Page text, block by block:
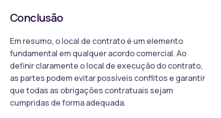
Conclusão
Em resumo, o local de contrato é um elemento
fundamental em qualquer acordo comercial. Ao
definir claramente o local de execução do contrato,
as partes podem evitar possíveis conflitos e garantir
que todas as obrigações contratuais sejam
cumpridas de forma adequada.